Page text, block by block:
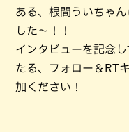
ある、根間ういちゃ
した〜！！
インタビューを記念
たる、フォロー＆RT
加ください！